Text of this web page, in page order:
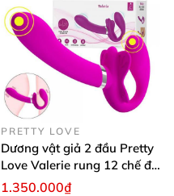
PRETTY LOVE
Dương vật giả 2 đầu Pretty
Love Valerie rung 12 chế độ
siêu kích thích
1.350.000₫